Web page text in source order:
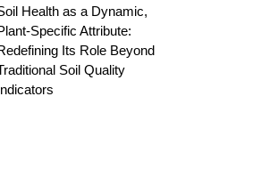
Health as a Dynamic,
Specific Attribute:
Its Role Beyond
Soil Quality
Indicators